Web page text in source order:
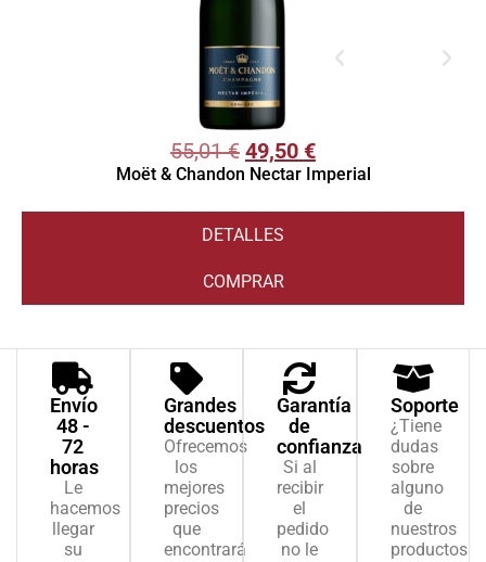
55,01€ 49,50 €
Moët & Chandon Nectar Imperial
DETALLES
COMPRAR
Envío
48 -
72
horas
Le
hacemos
llegar
su
Grandes
descuentos
Ofrecemos
los
mejores
precios
que
encontrará
Garantía
de
confianza
Si al
recibir
el
pedido
no le
Soporte
¿Tiene
dudas
sobre
alguno
de
nuestros
productos